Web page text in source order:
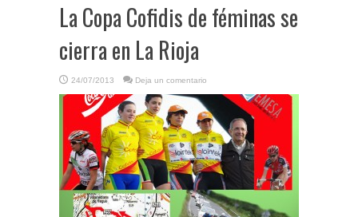
La Copa Cofidis de féminas se
cierra en La Rioja
24/07/2013 Deja un comentario